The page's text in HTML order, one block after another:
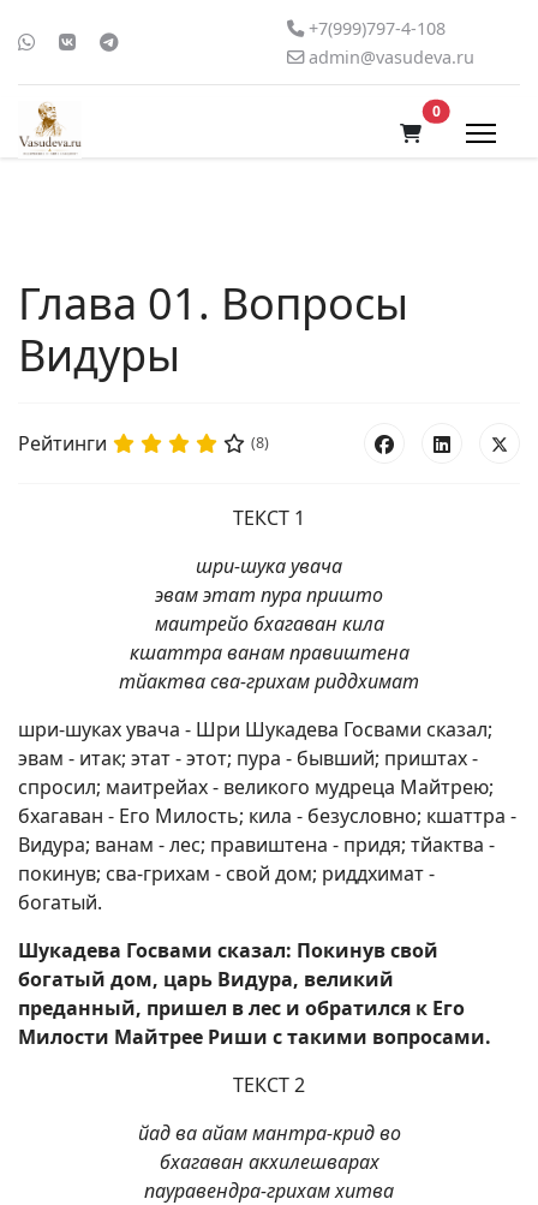
+7(999)797-4-108
admin@vasudeva.ru
0В корзину
Глава 01. Вопросы
Видуры
Рейтинги (8)
ТЕКСТ 1
шри-шука увача
эвам этат пура пришто
маитрейо бхагаван кила
кшаттра ванам правиштена
тйактва сва-грихам риддхимат
шри-шуках увача - Шри Шукадева Госвами сказал;
эвам - итак; этат - этот; пура - бывший; приштах -
спросил; маитрейах - великого мудреца Майтрею;
бхагаван - Его Милость; кила - безусловно; кшаттра -
Видура; ванам - лес; правиштена - придя; тйактва -
покинув; сва-грихам - свой дом; риддхимат -
богатый.
Шукадева Госвами сказал: Покинув свой
богатый дом, царь Видура, великий
преданный, пришел в лес и обратился к Его
Милости Майтрее Риши с такими вопросами.
ТЕКСТ 2
йад ва айам мантра-крид во
бхагаван акхилешварах
пауравендра-грихам хитва